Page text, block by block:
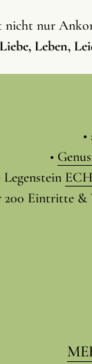
nicht nur
Liebe, Leben,
•
Legenstein
200 Eintritte